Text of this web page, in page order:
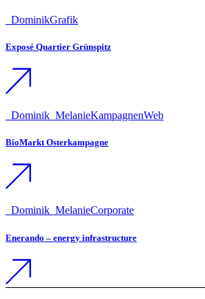
_DominikGrafik
Exposé Quartier Grünspitz
_Dominik _MelanieKampagnenWeb
BioMarkt Osterkampagne
_Dominik _MelanieCorporate
Enerando – energy infrastructure